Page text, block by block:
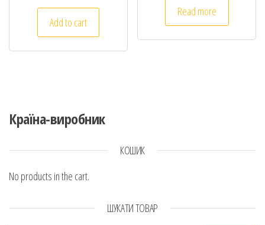
Add to cart
Read more
Країна-виробник
КОШИК
No products in the cart.
ШУКАТИ ТОВАР